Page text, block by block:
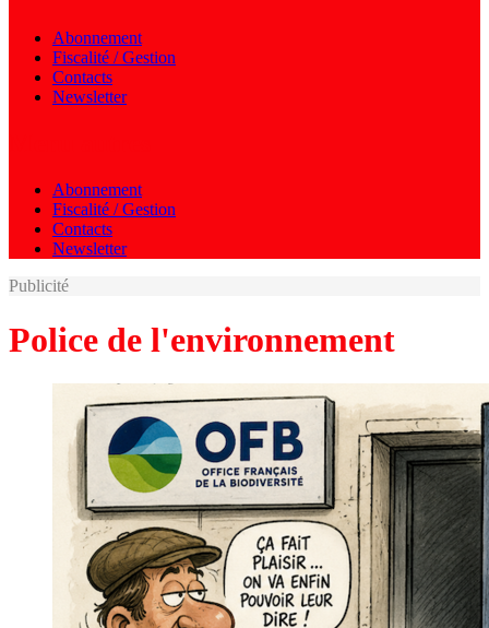
Abonnement
Fiscalité / Gestion
Contacts
Newsletter
Abonnement
Fiscalité / Gestion
Contacts
Newsletter
Publicité
Police de l'environnement